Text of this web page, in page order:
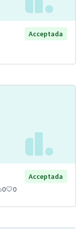
Acceptada
Acceptada
0 0